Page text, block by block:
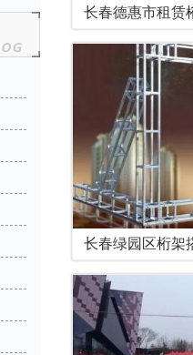
长春德惠市租赁
长春绿园区桁架